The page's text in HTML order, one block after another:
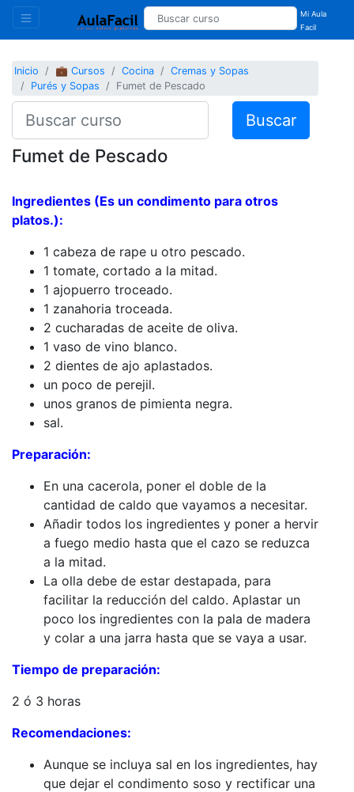
Mi Aula
Facil
Inicio 💼 Cursos Cocina
Cremas y Sopas
Purés y Sopas
Fumet de Pescado
Buscar
Fumet de Pescado
Ingredientes (Es un condimento para otros
platos.):
1 cabeza de rape u otro pescado.
1 tomate, cortado a la mitad.
1 ajopuerro troceado.
1 zanahoria troceada.
2 cucharadas de aceite de oliva.
1 vaso de vino blanco.
2 dientes de ajo aplastados.
un poco de perejil.
unos granos de pimienta negra.
sal.
Preparación:
En una cacerola, poner el doble de la
cantidad de caldo que vayamos a necesitar.
Añadir todos los ingredientes y poner a hervir
a fuego medio hasta que el cazo se reduzca
a la mitad.
La olla debe de estar destapada, para
facilitar la reducción del caldo. Aplastar un
poco los ingredientes con la pala de madera
y colar a una jarra hasta que se vaya a usar.
Tiempo de preparación:
2 ó 3 horas
Recomendaciones:
Aunque se incluya sal en los ingredientes, hay
que dejar el condimento soso y rectificar una